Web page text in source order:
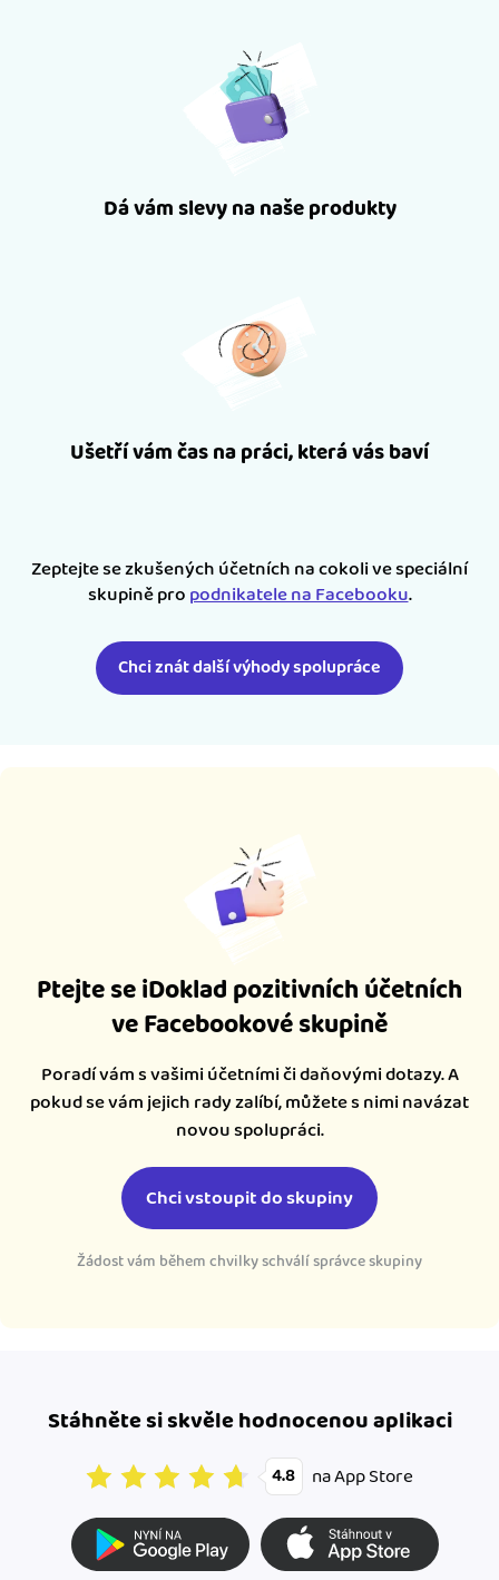
Dá vám slevy na naše produkty
Ušetří vám čas na práci, která vás baví
Zeptejte se zkušených účetních na cokoli ve speciální
skupině propodnikatele na Facebooku.
Chci znát další výhody spolupráce
Ptejte se iDoklad pozitivních účetních
ve Facebookové skupině
Poradí vám s vašimi účetními či daňovými dotazy. A
pokud se vám jejich rady zalíbí, můžete s nimi navázat
novou spolupráci.
Chci vstoupit do skupiny
Žádost vám během chvilky schválí správce skupiny
Stáhněte si skvěle hodnocenou aplikaci
4.8 na App Store